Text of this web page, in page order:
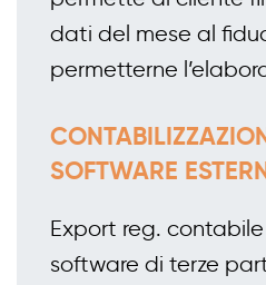
dati del mese al
permetterne
SOFTWARE
Export reg.
software di terze